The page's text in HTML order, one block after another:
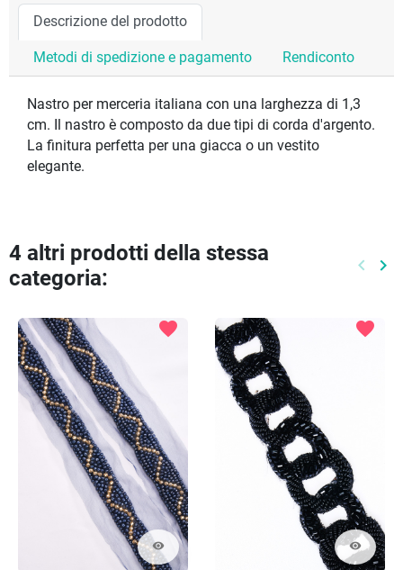
Descrizione del prodotto
Metodi di spedizione e pagamento Rendiconto
Nastro per merceria italiana con una larghezza di 1,3
cm. Il nastro è composto da due tipi di corda d'argento.
La finitura perfetta per una giacca o un vestito
elegante.
4 altri prodotti della stessa
categoria:
keyboard_arrow_left keyboard_arrow_right
visibility
favorite
visibility
favorite